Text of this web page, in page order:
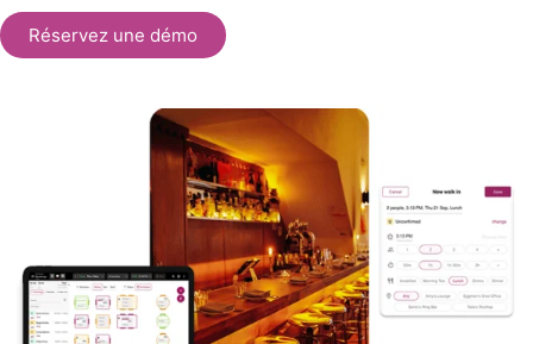
Réservez une démo